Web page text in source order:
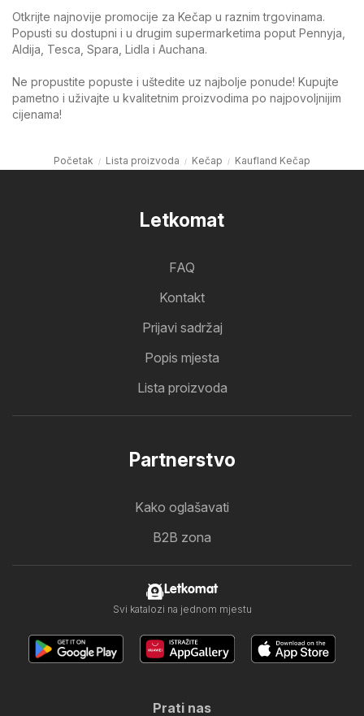
Otkrijte najnovije promocije za Kečap u raznim trgovinama.
Popusti su dostupni i u drugim supermarketima poput Pennyja,
Aldija, Tesca, Spara, Lidla i Auchana.
Ne propustite popuste i uštedite uz najbolje ponude! Kupujte
pametno i uživajte u kvalitetnim proizvodima po najpovoljnijim
cijenama!
Početak Lista proizvoda Kečap Kaufland Kečap
Letkomat
FAQ
Kontakt
Prijavi sadržaj
Popis mjesta
Lista proizvoda
Partnerstvo
Kako oglašavati
B2B zona
Letkomat
Svi katalozi na jednom mjestu
Prati nas